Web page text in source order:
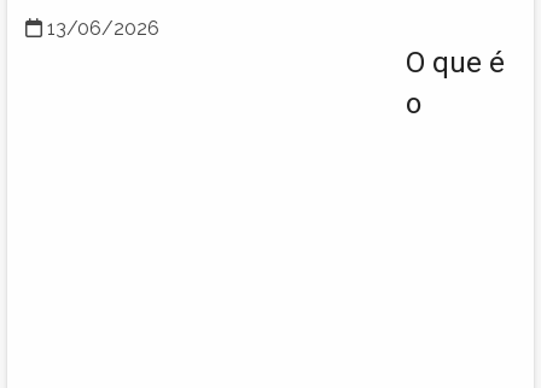
13/06/2026
O que é
o